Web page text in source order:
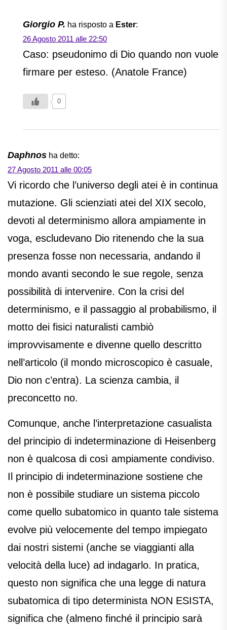
Giorgio P. ha risposto a Ester:
26 Agosto 2011 alle 22:50
Caso: pseudonimo di Dio quando non vuole
firmare per esteso. (Anatole France)
0
Daphnos ha detto:
27 Agosto 2011 alle 00:05
Vi ricordo che l’universo degli atei è in continua
mutazione. Gli scienziati atei del XIX secolo,
devoti al determinismo allora ampiamente in
voga, escludevano Dio ritenendo che la sua
presenza fosse non necessaria, andando il
mondo avanti secondo le sue regole, senza
possibilità di intervenire. Con la crisi del
determinismo, e il passaggio al probabilismo, il
motto dei fisici naturalisti cambiò
improvvisamente e divenne quello descritto
nell’articolo (il mondo microscopico è casuale,
Dio non c’entra). La scienza cambia, il
preconcetto no.
Comunque, anche l’interpretazione casualista
del principio di indeterminazione di Heisenberg
non è qualcosa di così ampiamente condiviso.
Il principio di indeterminazione sostiene che
non è possibile studiare un sistema piccolo
come quello subatomico in quanto tale sistema
evolve più velocemente del tempo impiegato
dai nostri sistemi (anche se viaggianti alla
velocità della luce) ad indagarlo. In pratica,
questo non significa che una legge di natura
subatomica di tipo determinista NON ESISTA,
significa che (almeno finché il principio sarà